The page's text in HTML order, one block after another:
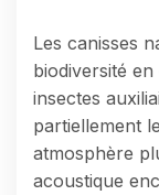
Les canisses
biodiversité
insectes
partiellement
atmosphère
acoustique